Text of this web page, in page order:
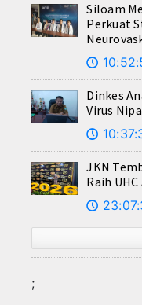
Siloam
Perkuat
🕔
Dinkes
Virus
🕔
JKN
Raih
🕔
;